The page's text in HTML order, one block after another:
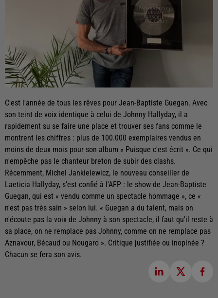
C'est l'année de tous les rêves pour Jean-Baptiste Guegan. Avec
son teint de voix identique à celui de Johnny Hallyday, il a
rapidement su se faire une place et trouver ses fans comme le
montrent les chiffres : plus de 100.000 exemplaires vendus en
moins de deux mois pour son album « Puisque c'est écrit ». Ce qui
n'empêche pas le chanteur breton de subir des clashs.
Récemment, Michel Jankielewicz, le nouveau conseiller de
Laeticia Hallyday, s'est confié à l'AFP : le show de Jean-Baptiste
Guegan, qui est « vendu comme un spectacle hommage », ce «
n'est pas très sain » selon lui. « Guegan a du talent, mais on
n'écoute pas la voix de Johnny à son spectacle, il faut qu'il reste à
sa place, on ne remplace pas Johnny, comme on ne remplace pas
Aznavour, Bécaud ou Nougaro ». Critique justifiée ou inopinée ?
Chacun se fera son avis.